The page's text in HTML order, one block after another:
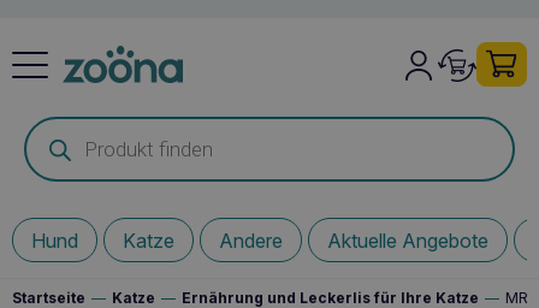
Products
search
Hund Katze Andere Aktuelle Angebote
Startseite — Katze — Ernährung und Leckerlis für Ihre Katze — MR.